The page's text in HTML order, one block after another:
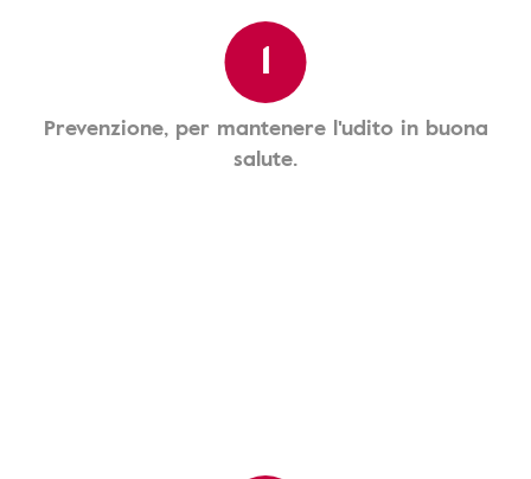
1
Prevenzione, per mantenere l'udito in buona
salute.